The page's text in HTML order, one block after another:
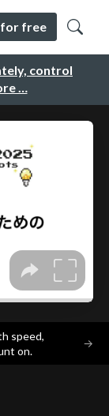
control
…
for free
speed,
on.
→